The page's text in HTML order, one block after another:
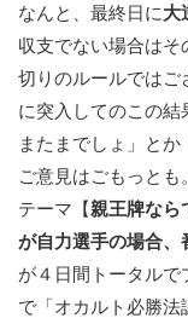
なんと、最終日に大
収支でない場合はそ
切りのルールではご
に突入してのこの結
またまでしょ」と
ご意見はごもっと
テーマ【親王牌なら
が自力選手の場合、
が４日間トータル
で「オカルト必勝